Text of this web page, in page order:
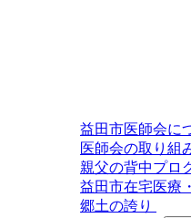
益田市医師会に
医師会の取り組
親父の背中プロ
益田市在宅医療
郷土の誇り